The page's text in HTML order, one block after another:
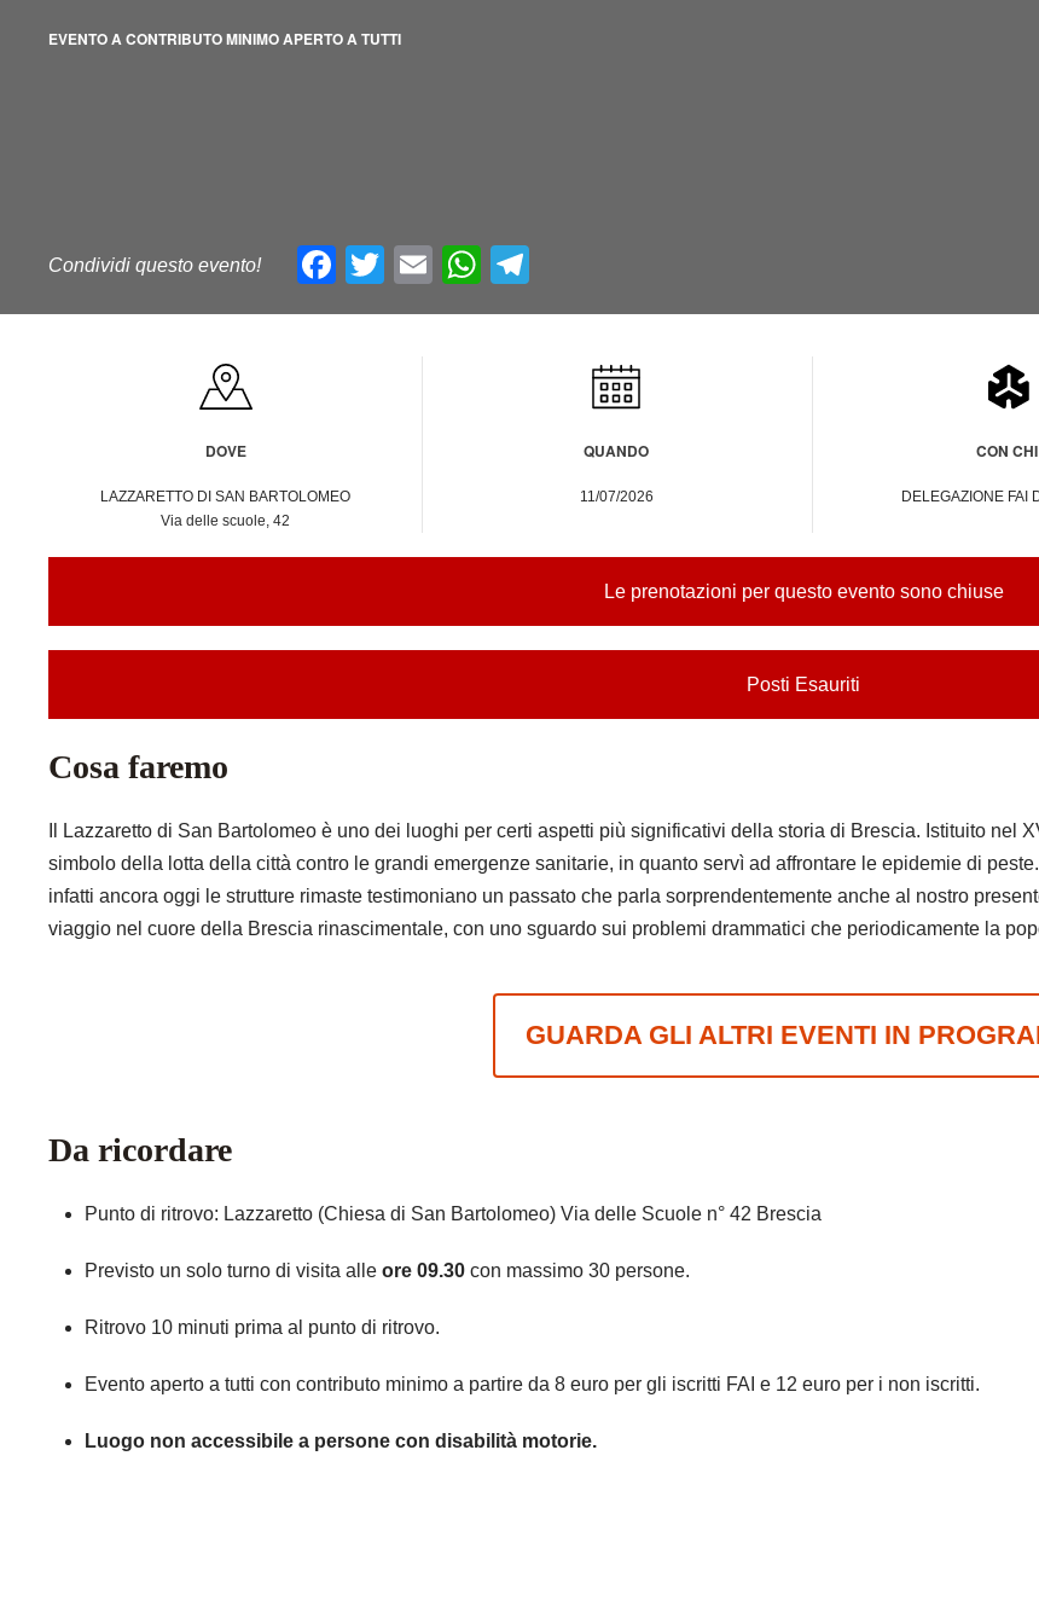
EVENTO A CONTRIBUTO MINIMO APERTO A TUTTI
Condividi questo evento! Facebook
Twitter
EmailWhatsApp
DOVE
LAZZARETTO DI SAN BARTOLOMEO
Via delle scuole, 42
QUANDO
11/07/2026
CON CHI
DELEGAZIONE FAI
Le prenotazioni per questo evento sono chiuse
Posti Esauriti
Cosa faremo
Il Lazzaretto di San Bartolomeo è uno dei luoghi per certi aspetti più significativi della storia di Brescia. Istituito nel
simbolo della lotta della città contro le grandi emergenze sanitarie, in quanto servì ad affrontare le epidemie di
infatti ancora oggi le strutture rimaste testimoniano un passato che parla sorprendentemente anche al nostro
viaggio nel cuore della Brescia rinascimentale, con uno sguardo sui problemi drammatici che periodicamente la
GUARDA GLI ALTRI EVENTI IN
Da ricordare
Punto di ritrovo: Lazzaretto (Chiesa di San Bartolomeo) Via delle Scuole n° 42 Brescia
Previsto un solo turno di visita alle ore 09.30 con massimo 30 persone.
Ritrovo 10 minuti prima al punto di ritrovo.
Evento aperto a tutti con contributo minimo a partire da 8 euro per gli iscritti FAI e 12 euro per i non iscritti.
Luogo non accessibile a persone con disabilità motorie.